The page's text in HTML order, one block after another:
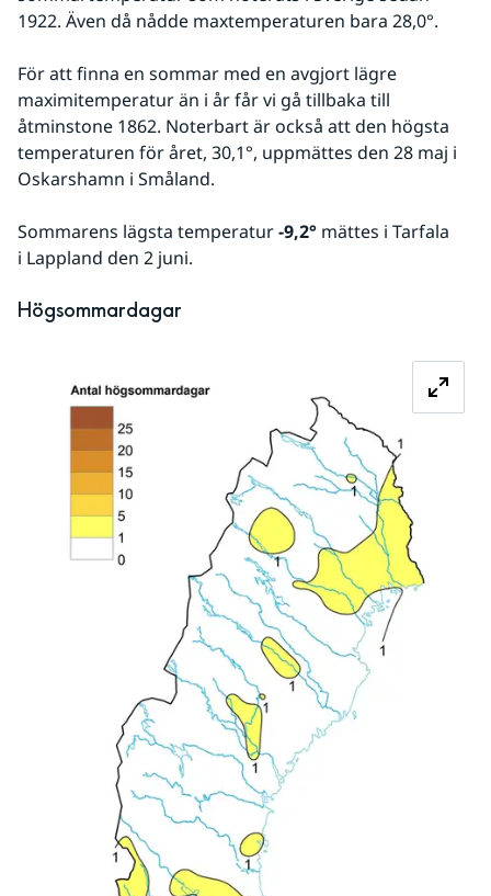
1922. Även då nådde maxtemperaturen bara 28,0°.
För att finna en sommar med en avgjort lägre
maximitemperatur än i år får vi gå tillbaka till
åtminstone 1862. Noterbart är också att den högsta
temperaturen för året, 30,1°, uppmättes den 28 maj i
Oskarshamn i Småland.
Sommarens lägsta temperatur -9,2° mättes i Tarfala
i Lappland den 2 juni.
Högsommardagar